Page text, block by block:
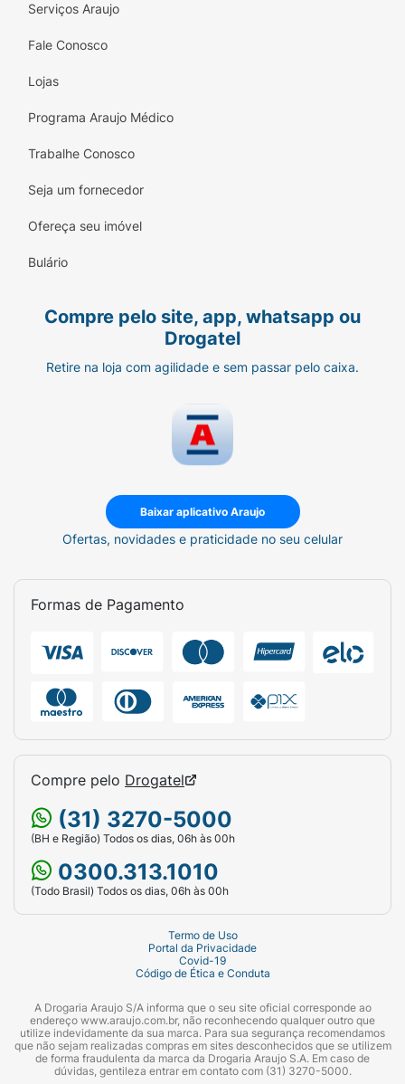
Serviços Araujo
Fale Conosco
Lojas
Programa Araujo Médico
Trabalhe Conosco
Seja um fornecedor
Ofereça seu imóvel
Bulário
Compre pelo site, app, whatsapp ou
Drogatel
Retire na loja com agilidade e sem passar pelo caixa.
Baixar aplicativo Araujo
Ofertas, novidades e praticidade no seu celular
Formas de Pagamento
Compre pelo Drogatel
(31) 3270-5000
(BH e Região) Todos os dias, 06h às 00h
0300.313.1010
(Todo Brasil) Todos os dias, 06h às 00h
Termo de Uso
Portal da Privacidade
Covid-19
Código de Ética e Conduta
A Drogaria Araujo S/A informa que o seu site oficial corresponde ao
endereço www.araujo.com.br, não reconhecendo qualquer outro que
utilize indevidamente da sua marca. Para sua segurança recomendamos
que não sejam realizadas compras em sites desconhecidos que se utilizem
de forma fraudulenta da marca da Drogaria Araujo S.A. Em caso de
dúvidas, gentileza entrar em contato com (31) 3270-5000.